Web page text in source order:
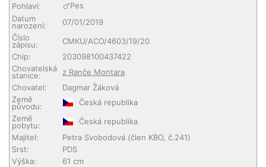
Pohlaví:
Pes
Datum
narození:
07/01/2019
Číslo
zápisu:
CMKU/ACO/4603/19/20
Chip:
203098100437422
Chovatelská
stanice:
z Ranče Montara
Chovatel:
Dagmar Žáková
Země
původu:
Česká republika
Země
pobytu:
Česká republika
Majitel:
Petra Svobodová (člen KBO, č.241)
Srst:
PDS
Výška:
61 cm